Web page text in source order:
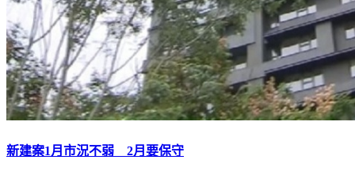
新建案1月市況不弱 2月要保守